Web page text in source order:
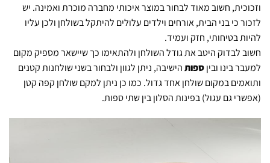
וזכוכית, חשוב מאוד לבחור במוצר איכותי מחברה מוכרת ואמינה. יש
לזכור כי בני הבית, אורחים וילדים עלולים להיתקל בשולחן ולכן עליו
להיות בטיחותי, חזק ועמיד.
חשוב לבדוק היטב את גודל השולחן ולהתאימו כך שיישאר מספיק מקום
למעבר בינו וביןספותהישיבה, ניתן לגוון ולבחור בשני שולחנות קטנים
ותואמים במקום שולחן אחד גדול. כמו כן ניתן למקם שולחן קפה קטן
(אפשרי גם עגול) בפינות הסלון בין שתי ספות.